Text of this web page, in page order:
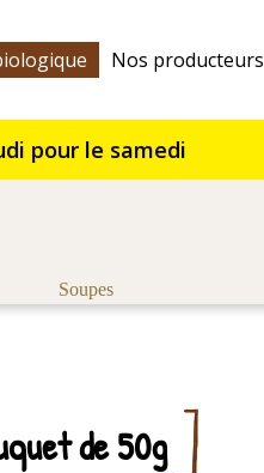
Nos producteurs
Soupes
de 50g